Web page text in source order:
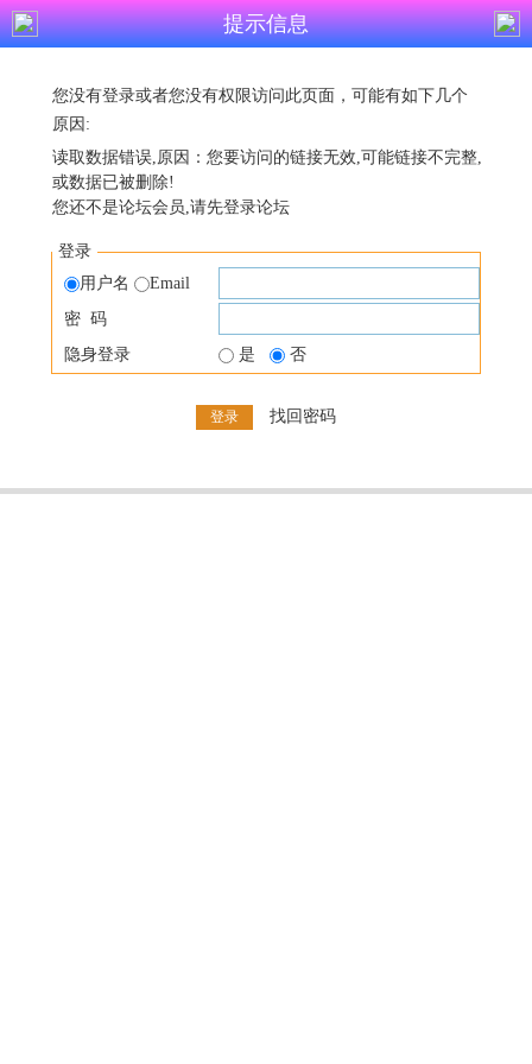
提示信息
您没有登录或者您没有权限访问此页面，可能有如下几个
原因:
读取数据错误,原因：您要访问的链接无效,可能链接不完整,
或数据已被删除!
您还不是论坛会员,请先登录论坛
登录
用户名
Email
密 码
隐身登录
是 否
找回密码